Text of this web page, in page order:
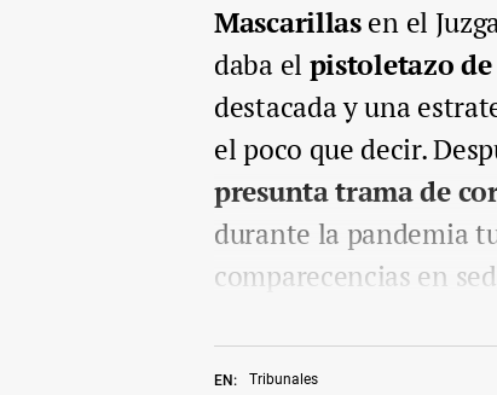
EN: Tribunales
Mascarillasen el
daba el pistoletazo
destacada y una
el poco que decir.
presunta trama de
durante la pandemia
comparecencias en